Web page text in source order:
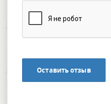
Оставить отзыв